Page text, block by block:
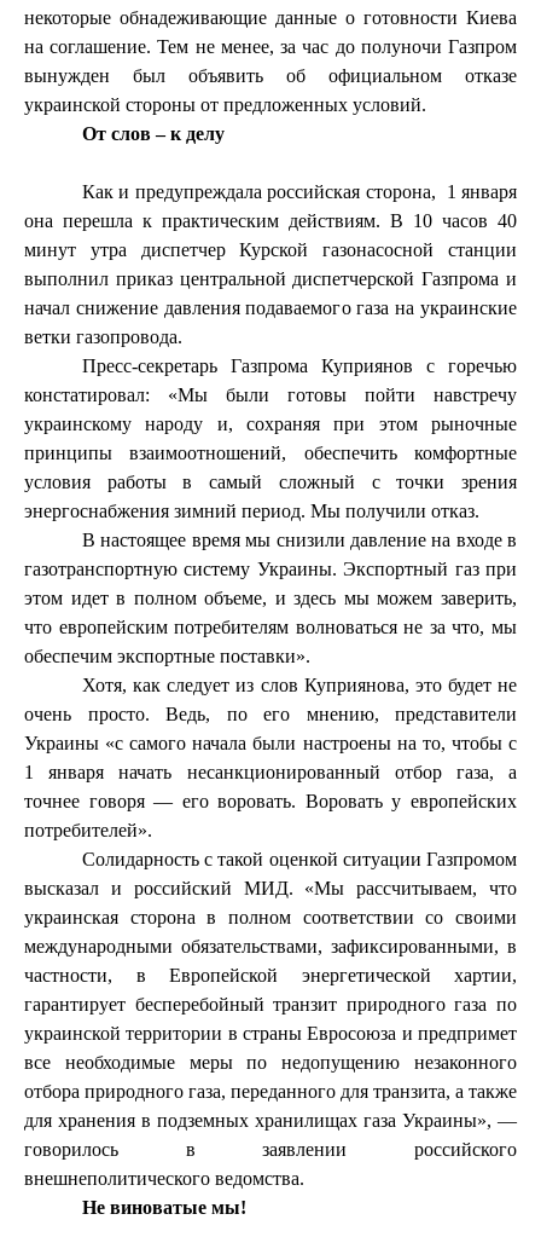
некоторые обнадеживающие данные о готовности Киева
на соглашение. Тем не менее, за час до полуночи Газпром
вынужден был объявить об официальном отказе
украинской стороны от предложенных условий.
От слов – к делу
Как и предупреждала российская сторона,
1 января
она перешла к практическим действиям. В 10 часов 40
минут утра диспетчер Курской газонасосной станции
выполнил приказ центральной диспетчерской Газпрома и
начал снижение давления подаваемого газа на украинские
ветки газопровода.
Пресс-секретарь Газпрома Куприянов с горечью
констатировал: «Мы были готовы пойти навстречу
украинскому народу и, сохраняя при этом рыночные
принципы взаимоотношений, обеспечить комфортные
условия работы в самый сложный с точки зрения
энергоснабжения зимний период. Мы получили отказ.
В настоящее время мы снизили давление на входе в
газотранспортную систему Украины. Экспортный газ при
этом идет в полном объеме, и здесь мы можем заверить,
что европейским потребителям волноваться не за что, мы
обеспечим экспортные поставки».
Хотя, как следует из слов Куприянова, это будет не
очень просто. Ведь, по его мнению, представители
Украины «с самого начала были настроены на то, чтобы с
1 января начать несанкционированный отбор газа, а
точнее говоря — его воровать. Воровать у европейских
потребителей».
Солидарность с такой оценкой ситуации Газпромом
высказал и российский МИД. «Мы рассчитываем, что
украинская сторона в полном соответствии со своими
международными обязательствами, зафиксированными, в
частности, в Европейской энергетической хартии,
гарантирует бесперебойный транзит природного газа по
украинской территории в страны Евросоюза и предпримет
все необходимые меры по недопущению незаконного
отбора природного газа, переданного для транзита, а также
для хранения в подземных хранилищах газа Украины», —
говорилось в заявлении российского
внешнеполитического ведомства.
Не виноватые мы!